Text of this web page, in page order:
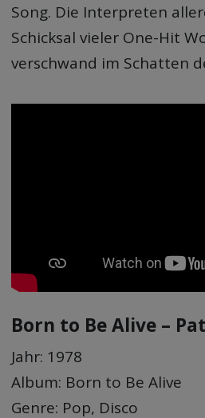
Song. Die Interpreten
Schicksal vieler One-Hit
verschwand im Schatten
Born to Be Alive –
Jahr: 1978
Album: Born to Be Alive
Genre: Pop, Disco